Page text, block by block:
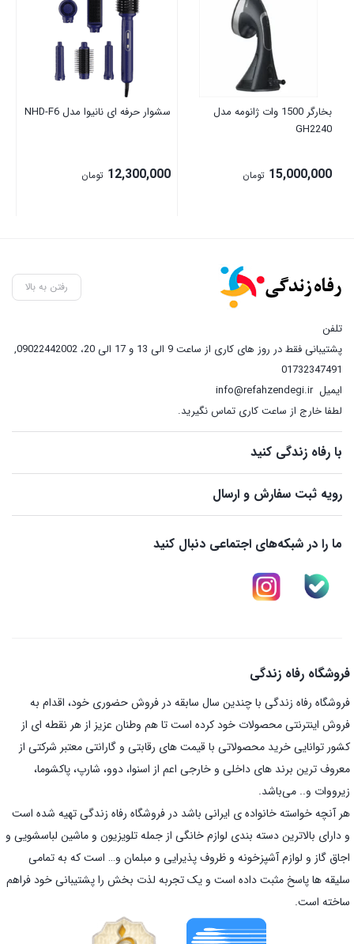
بخارگر 1500 وات ژانومه مدل
GH2240
15,000,000 تومان
سشوار حرفه ای نانیوا مدل NHD-F6
12,300,000 تومان
رفتن به بالا
تلفن
پشتیبانی فقط در روز های کاری از ساعت 9 الی 13 و 17 الی 20، 09022442002
,
01732347491
ایمیلinfo@refahzendegi.ir
لطفا خارج از ساعت کاری تماس نگیرید.
با رفاه زندگی کنید
رویه ثبت سفارش و ارسال
ما را در شبکه‌های اجتماعی دنبال کنید
فروشگاه رفاه زندگی
فروشگاه رفاه زندگی با چندین سال سابقه در فروش حضوری خود، اقدام به
فروش اینترنتی محصولات خود کرده است تا هم وطنان عزیز از هر نقطه ای از
کشور توانایی خرید محصولاتی با قیمت های رقابتی و گارانتی معتبر شرکتی از
معروف ترین برند های داخلی و خارجی اعم از اسنوا، دوو، شارپ، پاکشوما،
زیرووات و.. می‌باشد.
هر آنچه خواسته خانواده ی ایرانی باشد در فروشگاه رفاه زندگی تهیه شده است
و دارای بالاترین دسته بندی لوازم خانگی از جمله تلویزیون و ماشین لباسشویی و
اجاق گاز و لوازم آشپزخونه و ظروف پذیرایی و مبلمان و… است که به تمامی
سلیقه ها پاسخ مثبت داده است و یک تجربه لذت بخش را پشتیبانی خود فراهم
ساخته است.